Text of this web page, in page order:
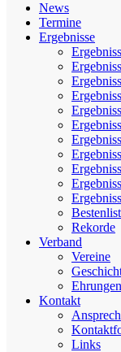
News
Termine
Ergebnisse
Rekorde
Verband
Vereine
Ehrungen
Kontakt
Links